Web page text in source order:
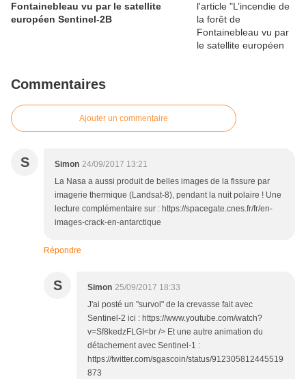
Fontainebleau vu par le satellite
européen Sentinel-2B
Commentaires
Ajouter un commentaire
S Simon 24/09/2017 13:21
La Nasa a aussi produit de belles images de la fissure par
imagerie thermique (Landsat-8), pendant la nuit polaire ! Une
lecture complémentaire sur : https://spacegate.cnes.fr/fr/en-
images-crack-en-antarctique
Répondre
S Simon 25/09/2017 18:33
J'ai posté un "survol" de la crevasse fait avec
Sentinel-2 ici : https://www.youtube.com/watch?
v=Sf8kedzFLGI<br /> Et une autre animation du
détachement avec Sentinel-1 :
https://twitter.com/sgascoin/status/912305812445519
873